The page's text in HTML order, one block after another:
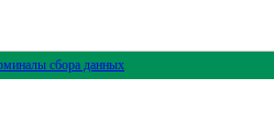
сбора данных